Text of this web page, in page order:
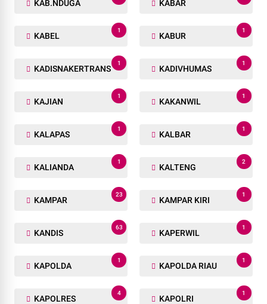
KAB.NDUGA KABAR
KABEL
1
KABUR
1
KADISNAKERTRANS
1
KADIVHUMAS
1
KAJIAN
1
KAKANWIL
1
KALAPAS
1
KALBAR
1
KALIANDA
1
KALTENG
2
KAMPAR
23
KAMPAR KIRI
1
KANDIS
63
KAPERWIL
1
KAPOLDA
1
KAPOLDA RIAU
1
KAPOLRES
4
KAPOLRI
1